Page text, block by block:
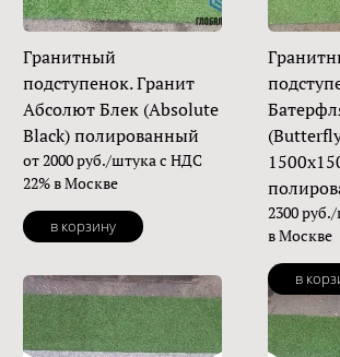
Гранитный
подступенок. Гранит
Абсолют Блек (Absolute
Black) полированный
от 2000 руб./штука с НДС
22% в Москве
в корзину
2300
в Москве
в